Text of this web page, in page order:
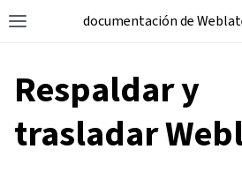
Toggle site navigation sidebar
documentación de
Respaldar y
trasladar